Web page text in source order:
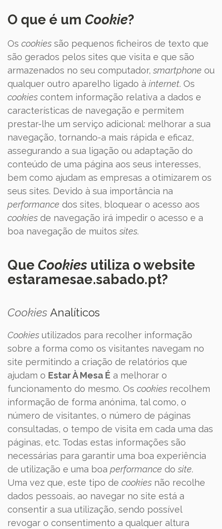
O que é um Cookie?
Os cookies são pequenos ficheiros de texto que
são gerados pelos sites que visita e que são
armazenados no seu computador, smartphone ou
qualquer outro aparelho ligado à internet. Os
cookies contem informação relativa a dados e
características de navegação e permitem
prestar-lhe um serviço adicional: melhorar a sua
navegação, tornando-a mais rápida e eficaz,
assegurando a sua ligação ou adaptação do
conteúdo de uma página aos seus interesses,
bem como ajudam as empresas a otimizarem os
seus sites. Devido à sua importância na
performance dos sites, bloquear o acesso aos
cookies de navegação irá impedir o acesso e a
boa navegação de muitos sites.
Que Cookies utiliza o website
estaramesae.sabado.pt?
Cookies Analíticos
Cookies utilizados para recolher informação
sobre a forma como os visitantes navegam no
site permitindo a criação de relatórios que
ajudam o Estar À Mesa É a melhorar o
funcionamento do mesmo. Os cookies recolhem
informação de forma anónima, tal como, o
número de visitantes, o número de páginas
consultadas, o tempo de visita em cada uma das
páginas, etc. Todas estas informações são
necessárias para garantir uma boa experiência
de utilização e uma boa performance do site.
Uma vez que, este tipo de cookies não recolhe
dados pessoais, ao navegar no site está a
consentir a sua utilização, sendo possível
revogar o consentimento a qualquer altura